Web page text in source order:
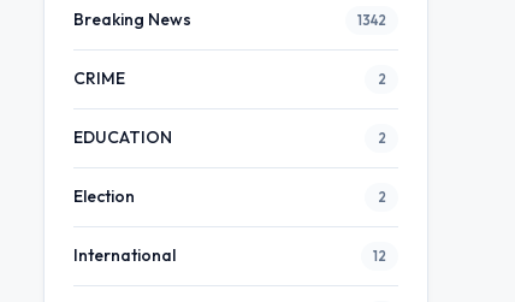
Breaking News 1342
CRIME 2
EDUCATION 2
Election 2
International 12